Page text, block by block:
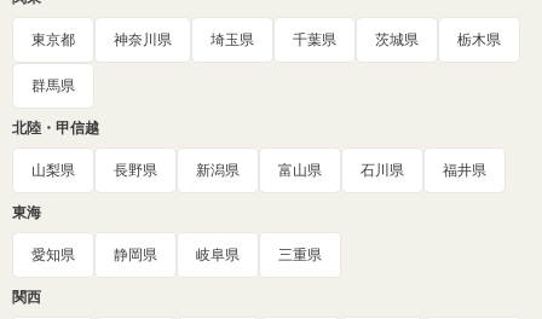
東京都 神奈川県 埼玉県 千葉県 茨城県 栃木県
群馬県
北陸・甲信越
山梨県 長野県 新潟県 富山県 石川県 福井県
東海
愛知県 静岡県 岐阜県 三重県
関西